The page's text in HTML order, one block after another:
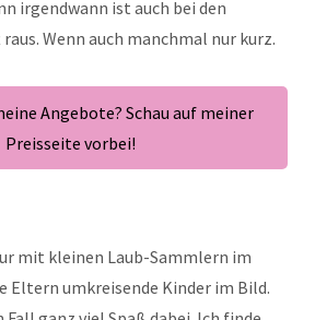
irgendwann ist auch bei den
Wenn auch manchmal nur kurz.
Angebote? Schau auf meiner
Preisseite vorbei!
mit kleinen Laub-Sammlern im
Eltern umkreisende Kinder im Bild.